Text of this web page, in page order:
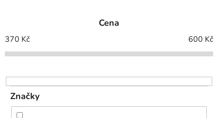
í
p
o
d
u
Cena
370 Kč 600 Kč
Značky